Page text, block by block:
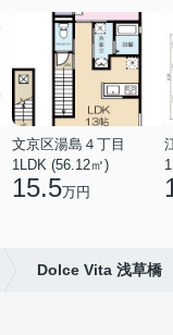
文京区湯島４丁目
1LDK (56.12㎡)
15.5万円
Dolce Vita 浅草橋